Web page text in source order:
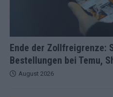
Ende der Zollfreigrenze:
Bestellungen bei Temu,
August 2026